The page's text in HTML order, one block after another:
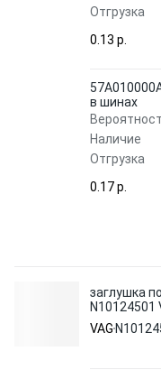
Отгрузка
0.13 p.
в шинах
Наличие
Отгрузка
0.17 p.
заглушка
N10124501
VAG